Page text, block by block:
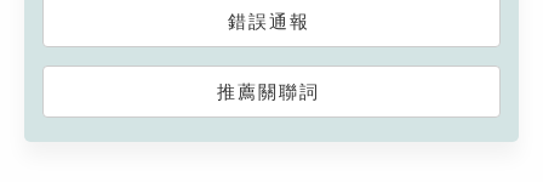
錯誤通報
推薦關聯詞